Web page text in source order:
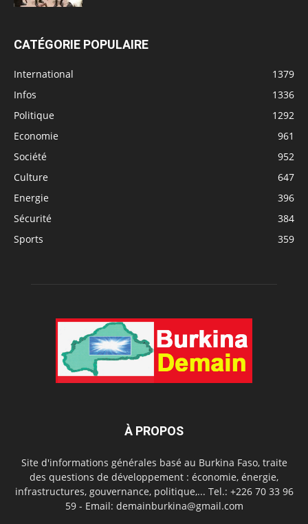
CATÉGORIE POPULAIRE
International
1379
Infos
1336
Politique
1292
Economie
961
Société
952
Culture
647
Energie
396
Sécurité
384
Sports
359
À PROPOS
Site d'informations générales basé au Burkina Faso, traite
des questions de développement : économie, énergie,
infrastructures, gouvernance, politique,... Tel.: +226 70 33 96
59 - Email: demainburkina@gmail.com